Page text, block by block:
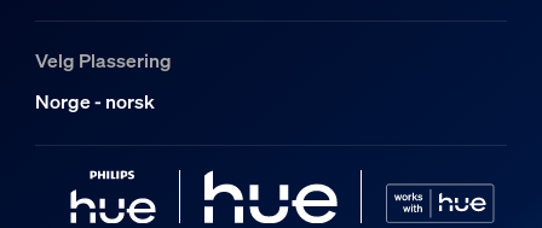
Velg Plassering
Norge - norsk